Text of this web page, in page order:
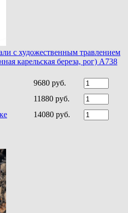
с художественным травлением
карельская береза, рог) A738
9680 руб.
11880 руб.
14080 руб.